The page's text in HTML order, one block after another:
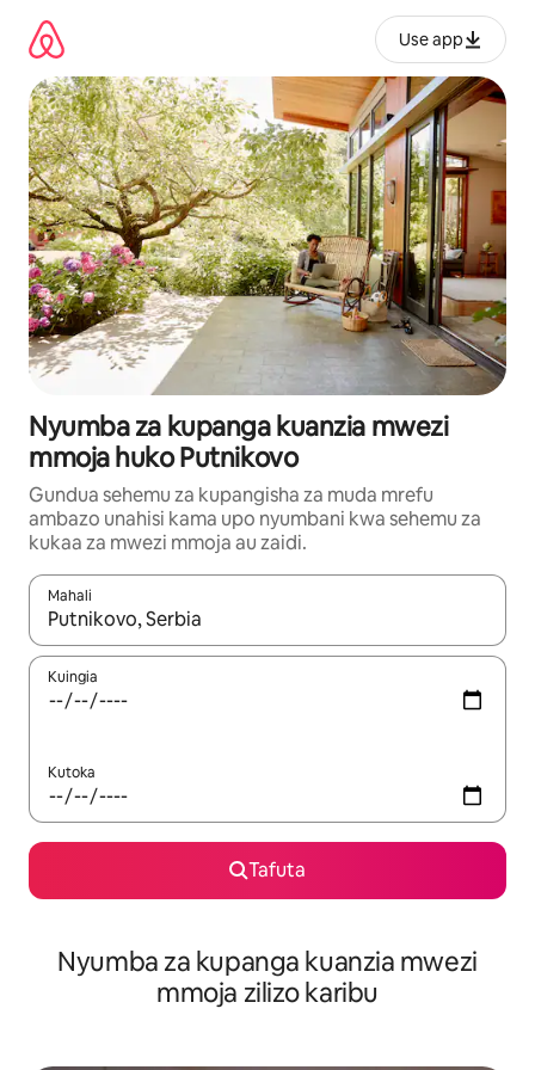
kwenda
kwenye
maudhui
Use app
Nyumba za kupanga kuanzia mwezi
mmoja huko Putnikovo
Gundua sehemu za kupangisha za muda mrefu
ambazo unahisi kama upo nyumbani kwa sehemu za
kukaa za mwezi mmoja au zaidi.
Mahali
Wakati matokeo yanapatikana, vinjari kwa kutumia vitufe vya
Kuingia
Kutoka
Tafuta
Nyumba za kupanga kuanzia mwezi
mmoja zilizo karibu